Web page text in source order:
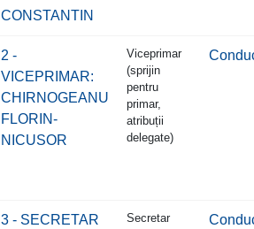
CONSTANTIN
2 -
VICEPRIMAR:
CHIRNOGEANU
FLORIN-
NICUSOR
Viceprimar
(sprijin
pentru
primar,
atribuții
delegate)
3 - SECRETAR
Secretar